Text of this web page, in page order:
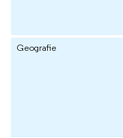
Geografie